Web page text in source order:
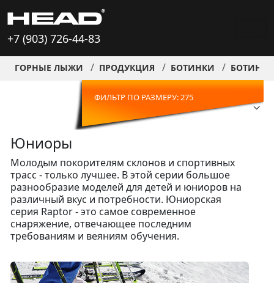
+7 (903) 726-44-83
ГОРНЫЕ ЛЫЖИ ПРОДУКЦИЯ БОТИНКИ
ФИЛЬТР ПО РАЗМЕРУ: 275
Юниоры
Молодым покорителям склонов и спортивных
трасс - только лучшее. В этой серии большое
разнообразие моделей для детей и юниоров на
различный вкус и потребности. Юниорская
серия Raptor - это самое современное
снаряжение, отвечающее последним
требованиям и веяниям обучения.